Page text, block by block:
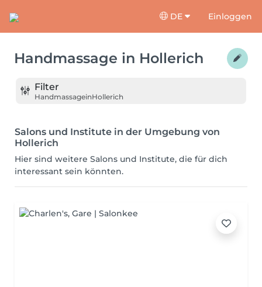
DE Einloggen
Handmassage in Hollerich
Filter
HandmassageinHollerich
Salons und Institute in der Umgebung von
Hollerich
Hier sind weitere Salons und Institute, die für dich
interessant sein könnten.